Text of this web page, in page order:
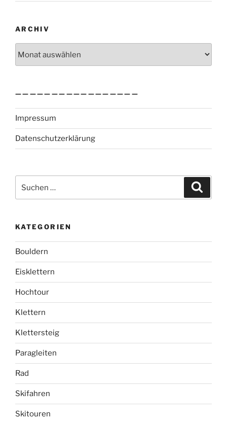
ARCHIV
—————————————————
Impressum
Datenschutzerklärung
nach:
KATEGORIEN
Bouldern
Eisklettern
Hochtour
Klettern
Klettersteig
Paragleiten
Rad
Skifahren
Skitouren